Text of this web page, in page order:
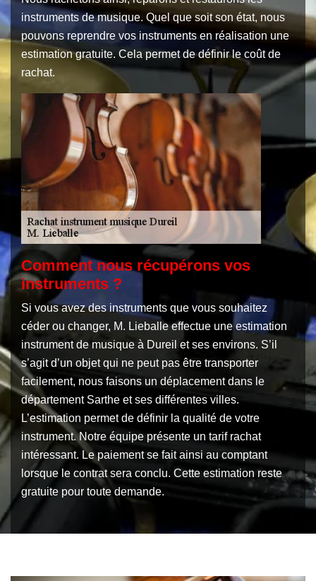
instruments de musique. Quel que soit son état, nous
pouvons reprendre vos instruments en réalisation une
estimation gratuite. Cela permet de définir le coût de
rachat.
Comment nous récupérons vos
instruments ?
Si vous avez des instruments que vous souhaitez
céder ou changer, M. Lieballe effectue une estimation
instrument de musique à Dureil et ses environs. S’il
s’agit d’un objet qui ne peut pas être transporter
facilement, nous faisons un déplacement dans le
département Sarthe et ses différentes villes.
L’estimation permet de définir la qualité de votre
instrument. Notre équipe présente un tarif rachat
intéressant. Le paiement se fait ainsi au comptant
lorsque le contrat sera conclu. Cette estimation reste
gratuite pour toute demande.